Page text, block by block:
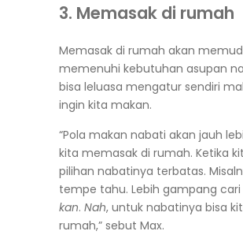
3. Memasak di rumah
Memasak di rumah akan
memenuhi kebutuhan asupan
bisa leluasa mengatur sendiri
ingin kita makan.
“Pola makan nabati akan jauh
kita memasak di rumah. Ketika
pilihan nabatinya terbatas.
tempe tahu. Lebih gampang
kan. Nah, untuk nabatinya bisa
rumah,” sebut Max.